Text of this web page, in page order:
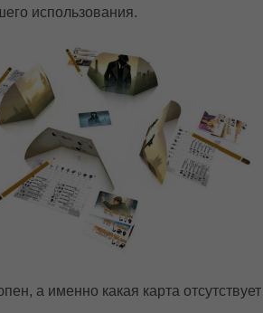
использования.
а именно какая карта